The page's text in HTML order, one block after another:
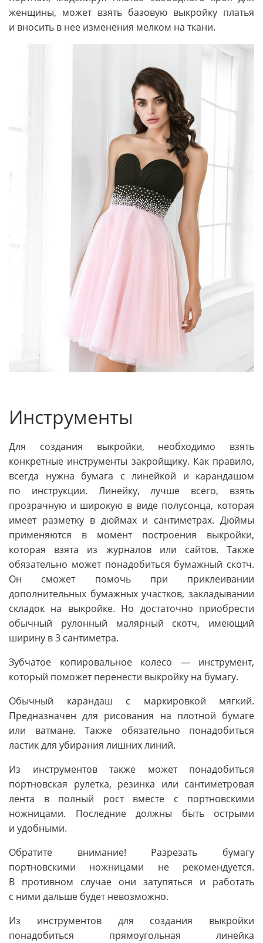
женщины, может взять базовую выкройку платья
и вносить в нее изменения мелком на ткани.
Инструменты
Для создания выкройки, необходимо взять
конкретные инструменты закройщику. Как правило,
всегда нужна бумага с линейкой и карандашом
по инструкции. Линейку, лучше всего, взять
прозрачную и широкую в виде полусонца, которая
имеет разметку в дюймах и сантиметрах. Дюймы
применяются в момент построения выкройки,
которая взята из журналов или сайтов. Также
обязательно может понадобиться бумажный скотч.
Он сможет помочь при приклеивании
дополнительных бумажных участков, закладывании
складок на выкройке. Но достаточно приобрести
обычный рулонный малярный скотч, имеющий
ширину в 3 сантиметра.
Зубчатое копировальное колесо — инструмент,
который поможет перенести выкройку на бумагу.
Обычный карандаш с маркировкой мягкий.
Предназначен для рисования на плотной бумаге
или ватмане. Также обязательно понадобиться
ластик для убирания лишних линий.
Из инструментов также может понадобиться
портновская рулетка, резинка или сантиметровая
лента в полный рост вместе с портновскими
ножницами. Последние должны быть острыми
и удобными.
Обратите внимание! Разрезать бумагу
портновскими ножницами не рекомендуется.
В противном случае они затупяться и работать
с ними дальше будет невозможно.
Из инструментов для создания выкройки
понадобиться прямоугольная линейка